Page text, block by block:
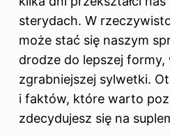
sterydach. W
może stać się naszym
drodze do lepszej formy,
zgrabniejszej sylwetki.
i faktów, które warto
zdecydujesz się na